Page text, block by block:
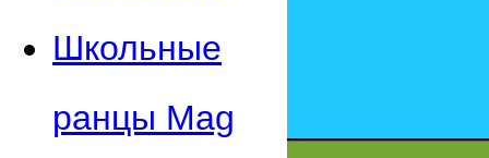
Школьные
ранцы Mag